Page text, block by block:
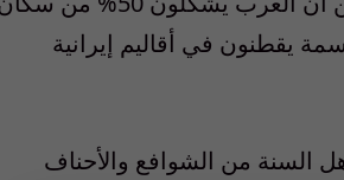
نسمة يقطنون في أقاليم إيرانية
السنة من الشوافع والأحناف